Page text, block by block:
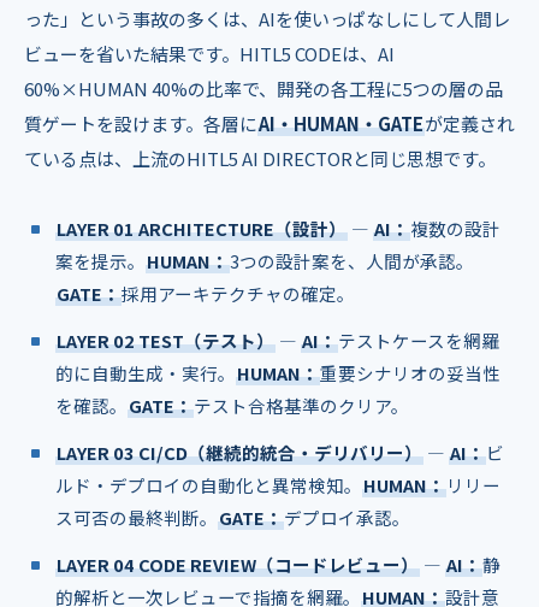
った」という事故の多くは、AIを使いっぱなしにして人間レ
ビューを省いた結果です。HITL5 CODEは、AI
60%×HUMAN 40%の比率で、開発の各工程に5つの層の品
質ゲートを設けます。各層にAI・HUMAN・GATEが定義され
ている点は、上流のHITL5 AI DIRECTORと同じ思想です。
LAYER 01 ARCHITECTURE（設計） ― AI：複数の設計
案を提示。 HUMAN：3つの設計案を、人間が承認。
GATE：採用アーキテクチャの確定。
LAYER 02 TEST（テスト） ― AI：テストケースを網羅
的に自動生成・実行。 HUMAN：重要シナリオの妥当性
を確認。 GATE：テスト合格基準のクリア。
LAYER 03 CI/CD（継続的統合・デリバリー） ― AI：ビ
ルド・デプロイの自動化と異常検知。 HUMAN：リリー
ス可否の最終判断。 GATE：デプロイ承認。
LAYER 04 CODE REVIEW（コードレビュー） ― AI：静
的解析と一次レビューで指摘を網羅。 HUMAN：設計意